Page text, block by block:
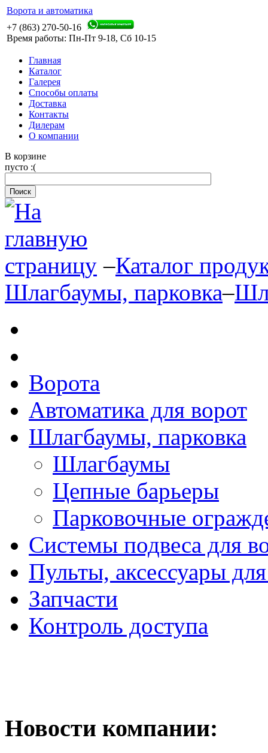
Ворота и автоматика
+7 (863) 270-50-16
Время работы: Пн-Пт 9-18, Сб 10-15
Главная
Каталог
Галерея
Способы оплаты
Доставка
Контакты
Дилерам
О компании
В корзине
пусто :(
–Каталог
Шлагбаумы, парковка–
Ворота
Автоматика для ворот
Шлагбаумы, парковка
Шлагбаумы
Цепные барьеры
Парковочные
Системы подвеса для
Пульты, аксессуары
Запчасти
Контроль доступа
Новости компании: